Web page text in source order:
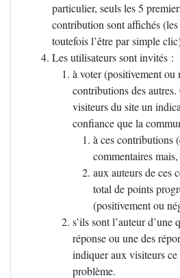
particulier, seuls les 5
contribution sont affichés
toutefois l’être par simple
Les utilisateurs sont invités :
à voter (positivement ou
contributions des
visiteurs du site un
confiance que la
à ces contributions
commentaires
aux auteurs de ces
total de points
(positivement ou
s’ils sont l’auteur d’une
réponse ou une des
indiquer aux visiteurs
problème.